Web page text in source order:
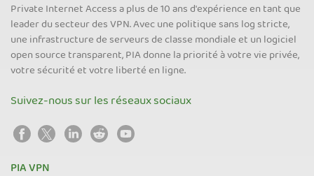
Private Internet Access a plus de 10 ans d'expérience en tant que
leader du secteur des VPN. Avec une politique sans log stricte,
une infrastructure de serveurs de classe mondiale et un logiciel
open source transparent, PIA donne la priorité à votre vie privée,
votre sécurité et votre liberté en ligne.
Suivez-nous sur les réseaux sociaux
PIA VPN